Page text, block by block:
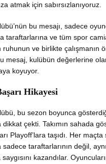
atmak için sabırsızlanıyoruz.
bu mesajı, sadece
taraftarlarına ve tüm spor
ruhunun ve birlikte çalışmanın
mesaj, kulübün değerlerine olan
koyuyor.
Hikayesi
bu sezon boyunca
çekti. Takımın sahada
Playoff’lara taşıdı. Her
taraftarlarının değil,
saygısını kazandılar.